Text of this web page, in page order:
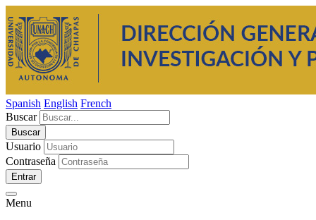
Spanish English French
Buscar
Usuario
Contraseña
Entrar
Menu